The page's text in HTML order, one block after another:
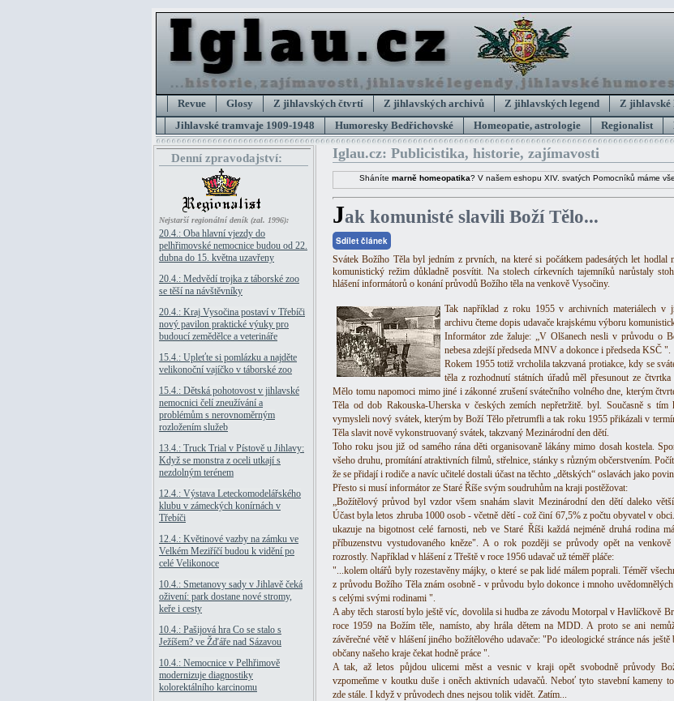
Revue Glosy Z jihlavských čtvrtí Z jihlavských archivů Z jihlavských legend Z jihlavské
Jihlavské tramvaje 1909-1948
Humoresky Bedřichovské Homeopatie, astrologie Regionalist
Denní zpravodajství:
Nejstarší regionální deník (zal. 1996):
20.4.: Oba hlavní vjezdy do
pelhřimovské nemocnice budou od 22.
dubna do 15. května uzavřeny
20.4.: Medvědí trojka z táborské zoo
se těší na návštěvníky
20.4.: Kraj Vysočina postaví v Třebíči
nový pavilon praktické výuky pro
budoucí zemědělce a veterináře
15.4.: Upleťte si pomlázku a najděte
velikonoční vajíčko v táborské zoo
15.4.: Dětská pohotovost v jihlavské
nemocnici čelí zneužívání a
problémům s nerovnoměrným
rozložením služeb
13.4.: Truck Trial v Pístově u Jihlavy:
Když se monstra z oceli utkají s
nezdolným terénem
12.4.: Výstava Leteckomodelářského
klubu v zámeckých konírnách v
Třebíči
12.4.: Květinové vazby na zámku ve
Velkém Meziříčí budou k vidění po
celé Velikonoce
10.4.: Smetanovy sady v Jihlavě čeká
oživení: park dostane nové stromy,
keře i cesty
10.4.: Pašijová hra Co se stalo s
Ježíšem? ve Žďáře nad Sázavou
10.4.: Nemocnice v Pelhřimově
modernizuje diagnostiky
kolorektálního karcinomu
Iglau.cz: Publicistika, historie, zajímavosti
Sháníte marně homeopatika? V našem eshopu XIV. svatých Pomocníků máme
Jak komunisté slavili Boží Tělo...
Sdílet článek
Svátek Božího Těla byl jedním z prvních, na které si počátkem padesátých let hodlal
komunistický režim důkladně posvítit. Na stolech církevních tajemníků narůstaly
hlášení informátorů o konání průvodů Božího těla na venkově Vysočiny.
Tak například z roku 1955 v archivních materiálech v
archivu čteme dopis udavače krajskému výboru
Informátor zde žaluje: „V Olšanech nesli v průvodu o
nebesa zdejší předseda MNV a dokonce i předseda KSČ ".
Rokem 1955 totiž vrcholila takzvaná protiakce, kdy se
těla z rozhodnutí státních úřadů měl přesunout ze čtvrtka
Mělo tomu napomoci mimo jiné i zákonné zrušení svátečního volného dne, kterým
Těla od dob Rakouska-Uherska v českých zemích nepřetržitě. byl. Současně s tím
vymysleli nový svátek, kterým by Boží Tělo přetrumfli a tak roku 1955 přikázali v
Těla slavit nově vykonstruovaný svátek, takzvaný Mezinárodní den dětí.
Toho roku jsou již od samého rána děti organisovaně lákány mimo dosah kostela.
všeho druhu, promítání atraktivních filmů, střelnice, stánky s různým občerstvením.
že se přidají i rodiče a navíc učitelé dostali účast na těchto „dětských“ oslavách jako
Přesto si musí informátor ze Staré Říše svým soudruhům na kraji postěžovat:
„Božítělový průvod byl vzdor všem snahám slavit Mezinárodní den dětí daleko
Účast byla letos zhruba 1000 osob - včetně dětí - což činí 67,5% z počtu obyvatel v
ukazuje na bigotnost celé farnosti, neb ve Staré Říši každá nejméně druhá rodina
příbuzenstvu vystudovaného kněze". A o rok později se průvody opět na
rozrostly. Například v hlášení z Třeště v roce 1956 udavač už téměř pláče:
"...kolem oltářů byly rozestavěny májky, o které se pak lidé málem poprali. Téměř
z průvodu Božího Těla znám osobně - v průvodu bylo dokonce i mnoho
s celými svými rodinami ".
A aby těch starostí bylo ještě víc, dovolila si hudba ze závodu Motorpal v Havlíčkově
roce 1959 na Božím těle, namísto, aby hrála dětem na MDD. A proto se ani
závěrečné větě v hlášení jiného božítělového udavače: "Po ideologické stránce nás ještě
občany našeho kraje čekat hodně práce ".
A tak, až letos půjdou ulicemi měst a vesnic v kraji opět svobodně průvody
vzpomeňme v koutku duše i oněch aktivních udavačů. Neboť tyto stavební kameny
zde stále. I když v průvodech dnes nejsou tolik vidět. Zatím...